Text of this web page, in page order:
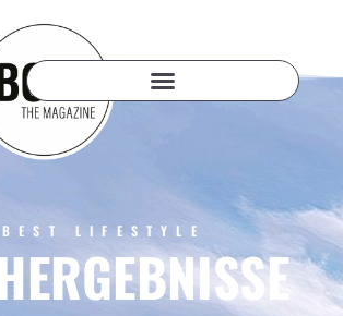
BEST LIFESTYLE